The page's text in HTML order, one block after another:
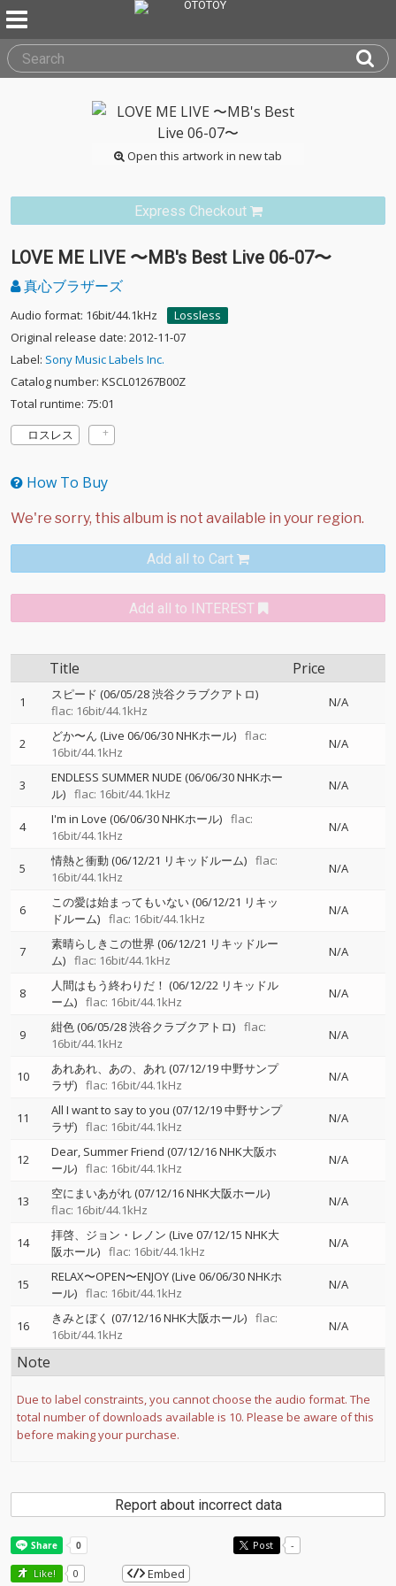
Open this artwork in new tab
Express Checkout
LOVE ME LIVE 〜MB's Best Live 06-07〜
真心ブラザーズ
Audio format: 16bit/44.1kHz
Lossless
Original release date: 2012-11-07
Label: Sony Music Labels Inc.
Catalog number: KSCL01267B00Z
Total runtime: 75:01
ロスレス
How To Buy
Add all to Cart
Add all to INTEREST
Title Price
1
スピード (06/05/28 渋谷クラブクアトロ)
flac: 16bit/44.1kHz
N/A
2 どか〜ん (Live 06/06/30 NHKホール) flac:
16bit/44.1kHz
N/A
3
ENDLESS SUMMER NUDE (06/06/30 NHKホー
ル) flac: 16bit/44.1kHz
N/A
4 I'm in Love (06/06/30 NHKホール) flac:
16bit/44.1kHz
N/A
5 情熱と衝動 (06/12/21 リキッドルーム) flac:
16bit/44.1kHz
N/A
6
この愛は始まってもいない (06/12/21 リキッ
ドルーム) flac: 16bit/44.1kHz
N/A
7
素晴らしきこの世界 (06/12/21 リキッドルー
ム) flac: 16bit/44.1kHz
N/A
8
人間はもう終わりだ！ (06/12/22 リキッドル
ーム) flac: 16bit/44.1kHz
N/A
9 紺色 (06/05/28 渋谷クラブクアトロ) flac:
16bit/44.1kHz
N/A
10
あれあれ、あの、あれ (07/12/19 中野サンプ
ラザ) flac: 16bit/44.1kHz
N/A
11
All I want to say to you (07/12/19 中野サンプ
ラザ) flac: 16bit/44.1kHz
N/A
12
Dear, Summer Friend (07/12/16 NHK大阪ホ
ール) flac: 16bit/44.1kHz
N/A
13
空にまいあがれ (07/12/16 NHK大阪ホール)
flac: 16bit/44.1kHz
N/A
14
拝啓、ジョン・レノン (Live 07/12/15 NHK大
阪ホール) flac: 16bit/44.1kHz
N/A
15
RELAX〜OPEN〜ENJOY (Live 06/06/30 NHKホ
ール) flac: 16bit/44.1kHz
N/A
16 きみとぼく (07/12/16 NHK大阪ホール) flac:
16bit/44.1kHz
N/A
Note
Due to label constraints, you cannot choose the audio format. The
total number of downloads available is 10. Please be aware of this
before making your purchase.
Report about incorrect data
Post -
Like! 0 Embed